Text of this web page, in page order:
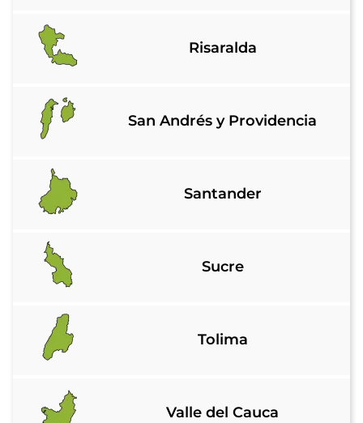
Risaralda
San Andrés y Providencia
Santander
Sucre
Tolima
Valle del Cauca